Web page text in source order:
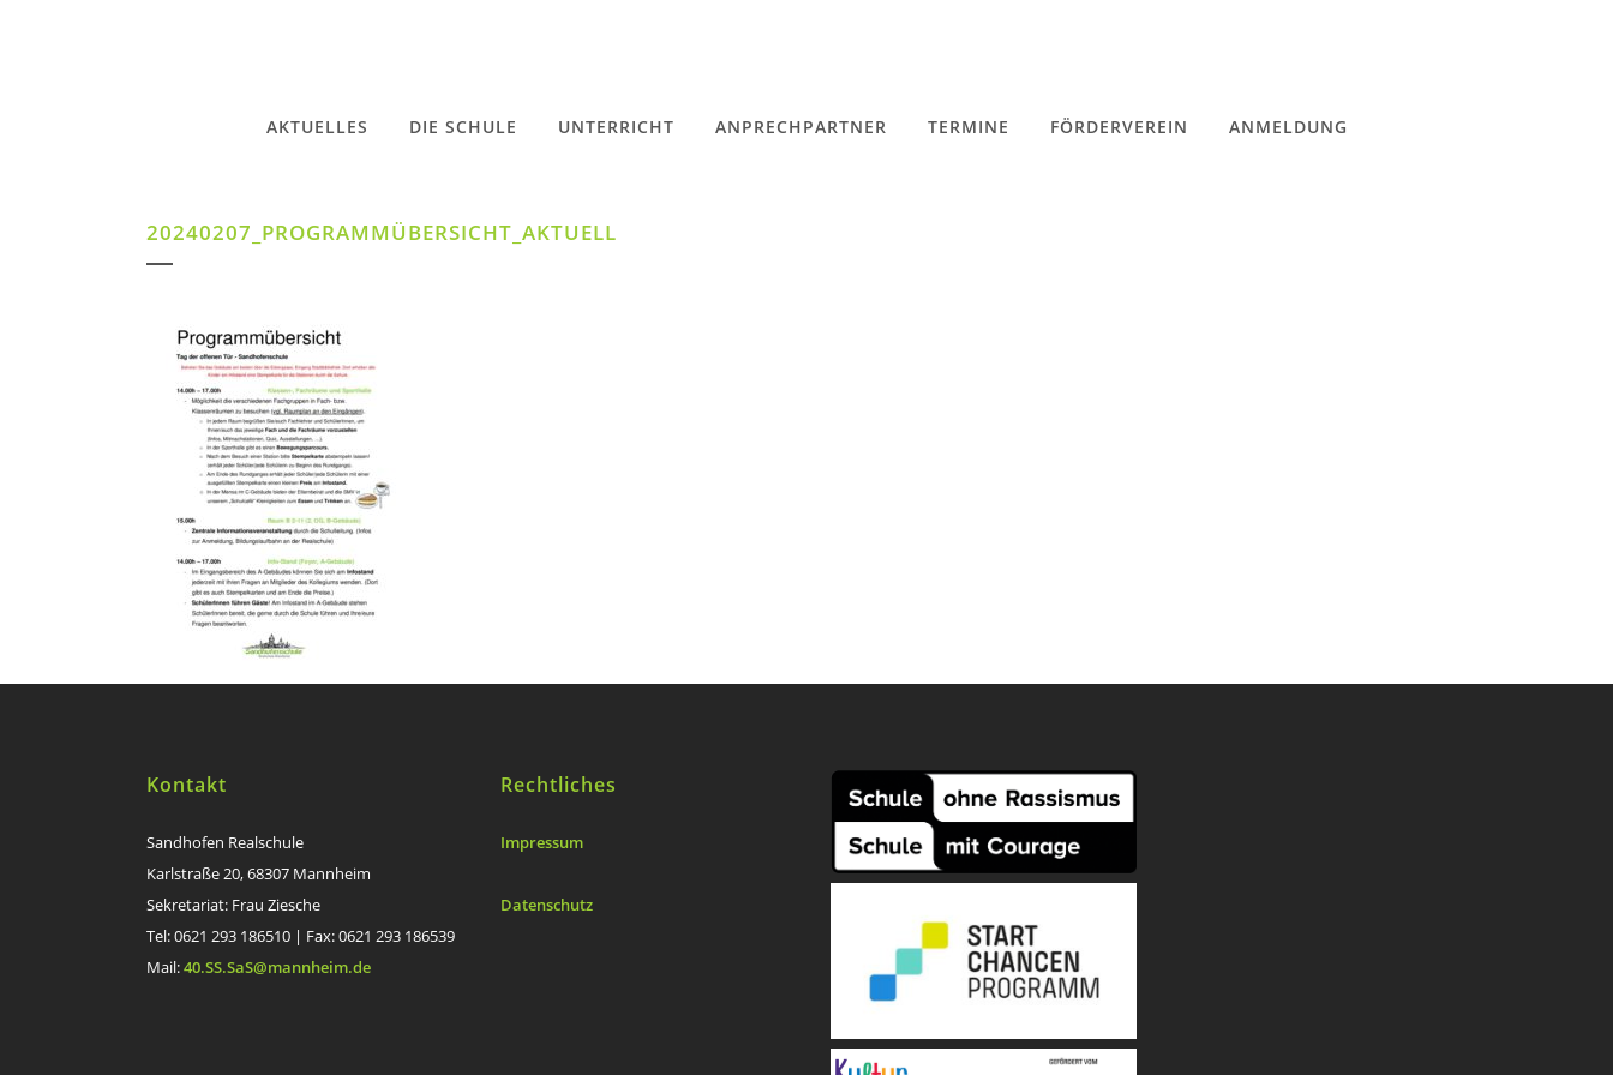
AKTUELLES DIE SCHULE UNTERRICHT ANPRECHPARTNER TERMINE FÖRDERVEREIN ANMELDUNG
20240207_PROGRAMMÜBERSICHT_AKTUELL
Kontakt
Sandhofen Realschule
Karlstraße 20, 68307 Mannheim
Sekretariat: Frau Ziesche
Tel: 0621 293 186510 | Fax: 0621 293 186539
Mail:40.SS.SaS@mannheim.de
Rechtliches
Impressum
Datenschutz